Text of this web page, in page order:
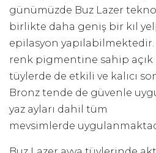
günümüzde Buz Lazer
birlikte daha geniş bir kıl
epilasyon yapılabilmektedir.
renk pigmentine sahip açık
tüylerde de etkili ve kalıcı
Bronz tende de güvenle
yaz ayları dahil tüm
mevsimlerde